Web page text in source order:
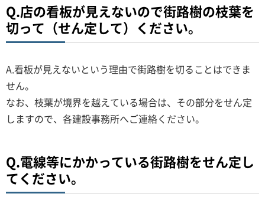
Q.店の看板が見えないので街路樹の枝葉を
切って（せん定して）ください。
A.看板が見えないという理由で街路樹を切ることはできま
せん。
なお、枝葉が境界を越えている場合は、その部分をせん定
しますので、各建設事務所へご連絡ください。
Q.電線等にかかっている街路樹をせん定し
てください。